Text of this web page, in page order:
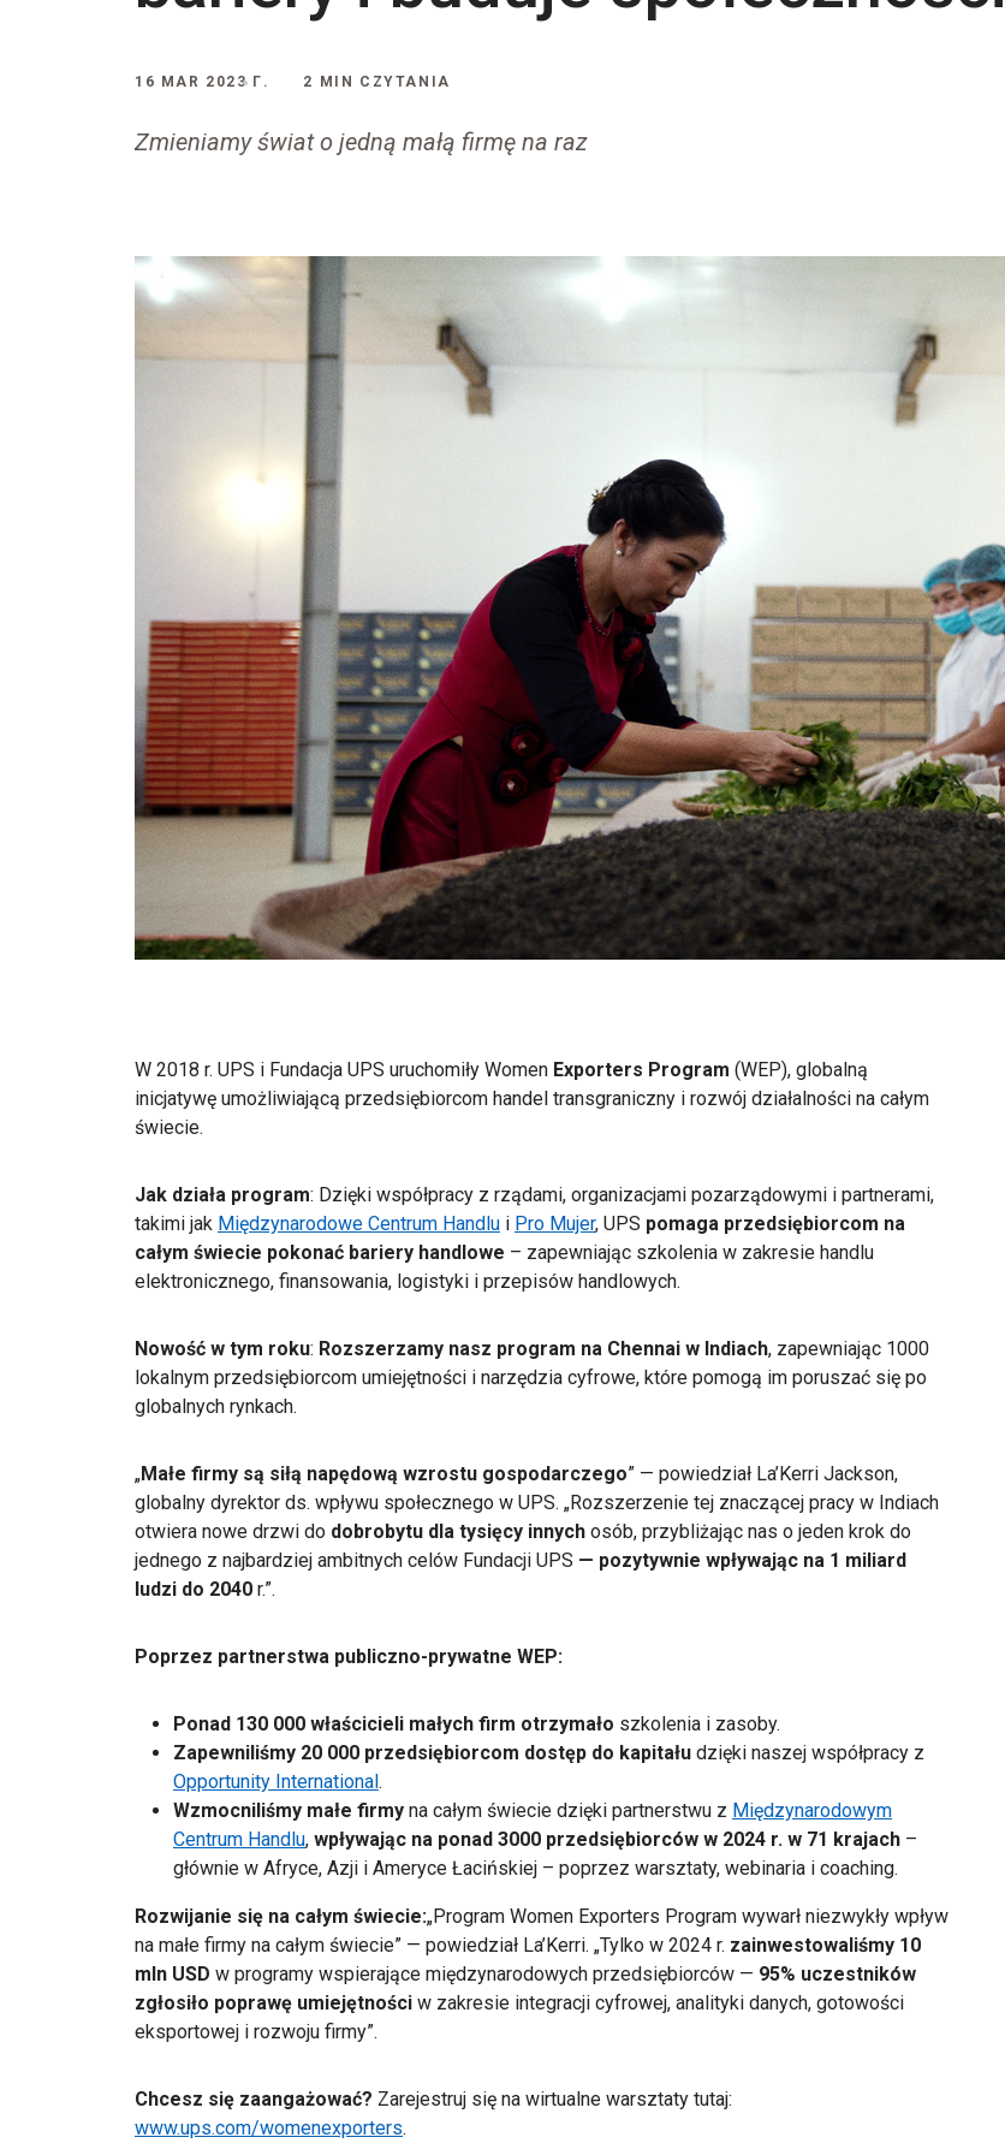
16 MAR 2023 Г. 2 MIN CZYTANIA
Zmieniamy świat o jedną małą firmę na raz
W 2018 r. UPS i Fundacja UPS uruchomiły Women Exporters Program (WEP), globalną
inicjatywę umożliwiającą przedsiębiorcom handel transgraniczny i rozwój działalności na całym
świecie.
Jak działa program: Dzięki współpracy z rządami, organizacjami pozarządowymi i partnerami,
takimi jak Międzynarodowe Centrum Handlu i Pro Mujer, UPS pomaga przedsiębiorcom na
całym świecie pokonać bariery handlowe – zapewniając szkolenia w zakresie handlu
elektronicznego, finansowania, logistyki i przepisów handlowych.
Nowość w tym roku: Rozszerzamy nasz program na Chennai w Indiach, zapewniając 1000
lokalnym przedsiębiorcom umiejętności i narzędzia cyfrowe, które pomogą im poruszać się po
globalnych rynkach.
„Małe firmy są siłą napędową wzrostu gospodarczego” — powiedział La’Kerri Jackson,
globalny dyrektor ds. wpływu społecznego w UPS. „Rozszerzenie tej znaczącej pracy w Indiach
otwiera nowe drzwi do dobrobytu dla tysięcy innych osób, przybliżając nas o jeden krok do
jednego z najbardziej ambitnych celów Fundacji UPS — pozytywnie wpływając na 1 miliard
ludzi do 2040 r.”.
Poprzez partnerstwa publiczno-prywatne WEP:
Ponad 130 000 właścicieli małych firm otrzymało szkolenia i zasoby.
Zapewniliśmy 20 000 przedsiębiorcom dostęp do kapitału dzięki naszej współpracy z
Opportunity International.
Wzmocniliśmy małe firmy na całym świecie dzięki partnerstwu z Międzynarodowym
Centrum Handlu, wpływając na ponad 3000 przedsiębiorców w 2024 r. w 71 krajach –
głównie w Afryce, Azji i Ameryce Łacińskiej – poprzez warsztaty, webinaria i coaching.
Rozwijanie się na całym świecie:„Program Women Exporters Program wywarł niezwykły wpływ
na małe firmy na całym świecie” — powiedział La’Kerri. „Tylko w 2024 r. zainwestowaliśmy 10
mln USD w programy wspierające międzynarodowych przedsiębiorców — 95% uczestników
zgłosiło poprawę umiejętności w zakresie integracji cyfrowej, analityki danych, gotowości
eksportowej i rozwoju firmy”.
Chcesz się zaangażować? Zarejestruj się na wirtualne warsztaty tutaj:
www.ups.com/womenexporters.